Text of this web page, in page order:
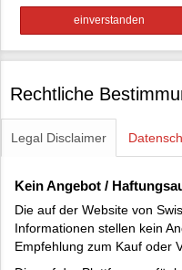
Rechtliche
Legal Disclaimer
Kein Angebot /
Die auf der Website von
Informationen stellen kein
Empfehlung zum Kauf oder